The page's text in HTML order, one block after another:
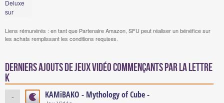
Liens rémunérés : en tant que Partenaire Amazon, SFU peut réaliser un bénéfice sur
les achats remplissant les conditions requises.
Derniers ajouts de jeux vidéo commençants par la lettre
K
- KAMiBAKO - Mythology of Cube -